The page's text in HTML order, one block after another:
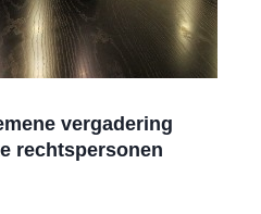
vergadering
rechtspersonen